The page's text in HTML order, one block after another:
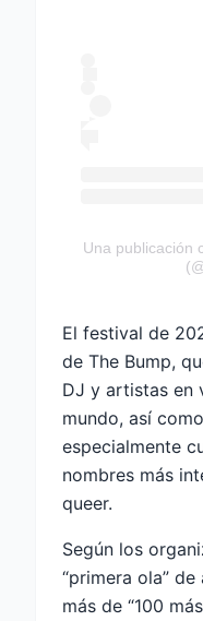
Una publicación
El festival de
de The Bump,
DJ y artistas en
mundo, así
especialmente
nombres más
queer.
Según los
“primera ola”
más de “100